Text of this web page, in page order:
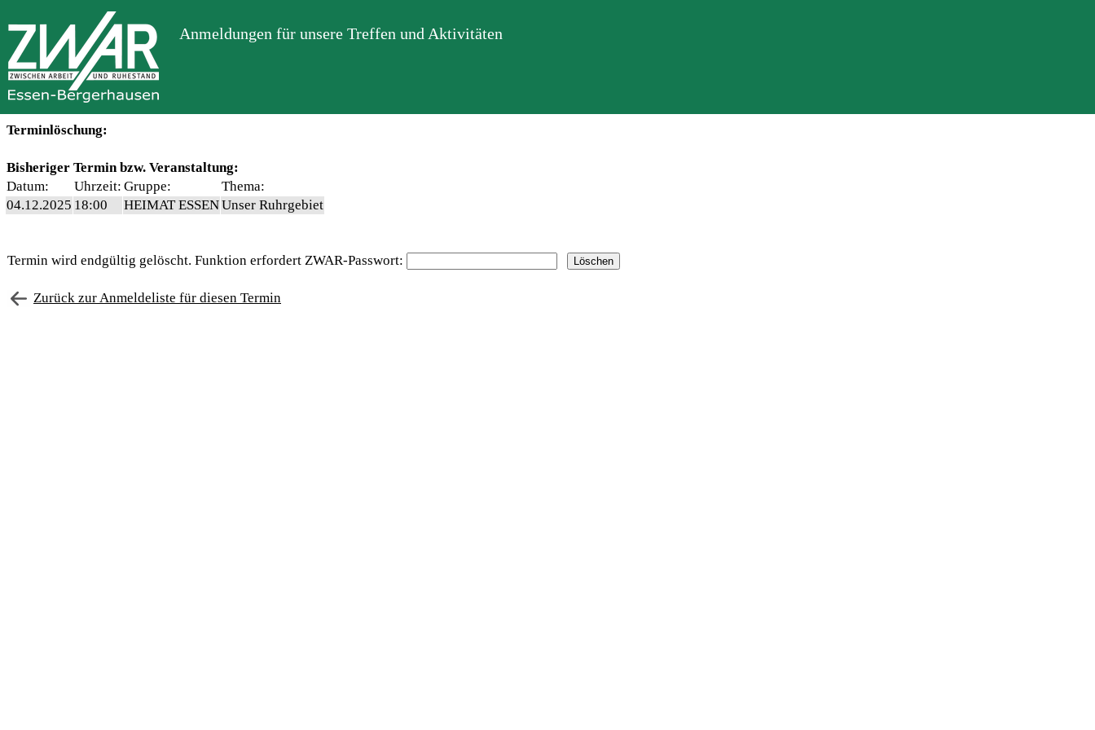
Anmeldungen für unsere Treffen und Aktivitäten
Terminlöschung:
Bisheriger Termin bzw. Veranstaltung:
Datum:
Uhrzeit: Gruppe:
Thema:
04.12.2025 18:00 HEIMAT ESSENUnser Ruhrgebiet
Termin wird endgültig gelöscht. Funktion erfordert ZWAR-Passwort:
Zurück zur Anmeldeliste für diesen Termin